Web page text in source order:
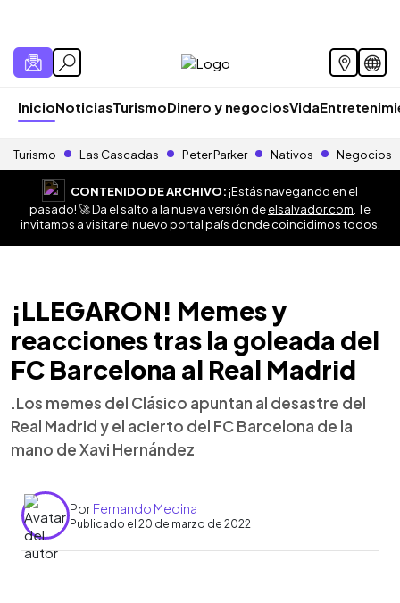
InicioNoticiasTurismoDinero y negociosVida
Turismo Las Cascadas Peter Parker Nativos Negocios
CONTENIDO DE ARCHIVO:¡Estás navegando en el
pasado! 🚀 Da el salto a la nueva versión deelsalvador.com . Te
invitamos a visitar el nuevo portal país donde coincidimos todos.
¡LLEGARON! Memes y
reacciones tras la goleada del
FC Barcelona al Real Madrid
.Los memes del Clásico apuntan al desastre del
Real Madrid y el acierto del FC Barcelona de la
mano de Xavi Hernández
PorFernando Medina
Publicado el 20 de marzo de 2022